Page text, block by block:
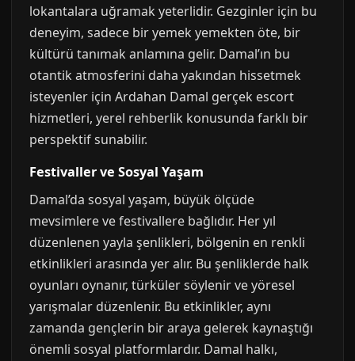
lokantalara uğramak yeterlidir. Gezginler için bu
deneyim, sadece bir yemek yemekten öte, bir
kültürü tanımak anlamına gelir. Damal’ın bu
otantik atmosferini daha yakından hissetmek
isteyenler için Ardahan Damal gerçek escort
hizmetleri, yerel rehberlik konusunda farklı bir
perspektif sunabilir.
Festivaller ve Sosyal Yaşam
Damal’da sosyal yaşam, büyük ölçüde
mevsimlere ve festivallere bağlıdır. Her yıl
düzenlenen yayla şenlikleri, bölgenin en renkli
etkinlikleri arasında yer alır. Bu şenliklerde halk
oyunları oynanır, türküler söylenir ve yöresel
yarışmalar düzenlenir. Bu etkinlikler, aynı
zamanda gençlerin bir araya gelerek kaynaştığı
önemli sosyal platformlardır. Damal halkı,